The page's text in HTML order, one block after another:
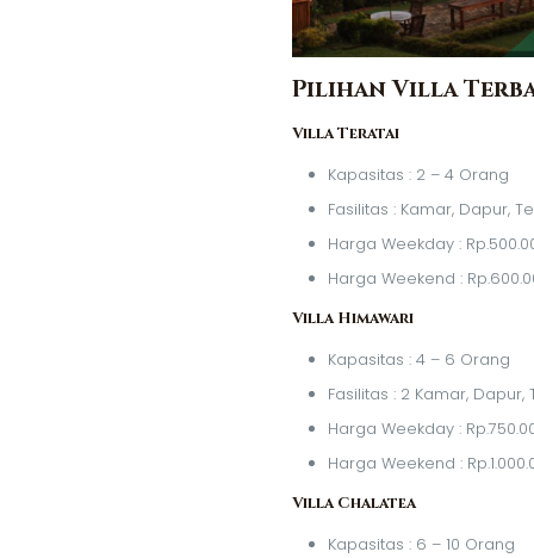
Pilihan Villa
Villa Teratai
Kapasitas : 2 – 4 Orang
Fasilitas : Kamar, Dapur,
Harga Weekday :
Harga Weekend :
Villa Himawari
Kapasitas : 4 – 6 Orang
Fasilitas : 2 Kamar,
Harga Weekday :
Harga Weekend :
Villa Chalatea
Kapasitas : 6 – 10 Orang